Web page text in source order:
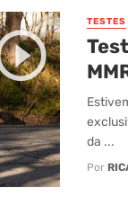
TESTES
da ...
Por